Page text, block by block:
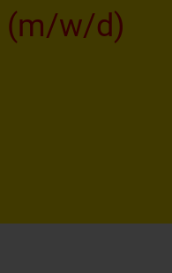
(m/w/d)